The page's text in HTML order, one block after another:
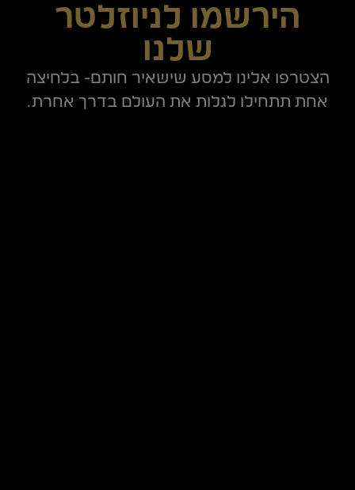
הירשמו לניוזלטר
שלנו
הצטרפו אלינו למסע שישאיר חותם- בלחיצה
אחת תתחילו לגלות את העולם בדרך אחרת.